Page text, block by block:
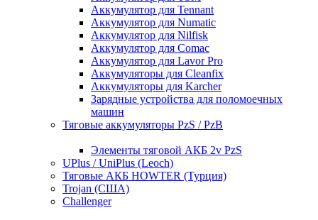
Аккумулятор для Tennant
Аккумулятор для Numatic
Аккумулятор для Nilfisk
Аккумулятор для Comac
Аккумулятор для Lavor Pro
Аккумуляторы для Cleanfix
Аккумуляторы для Karcher
Зарядные устройства для поломоечных
машин
Тяговые аккумуляторы PzS / PzB
Элементы тяговой АКБ 2v PzS
UPlus / UniPlus (Leoch)
Тяговые АКБ HOWTER (Турция)
Trojan (США)
Challenger